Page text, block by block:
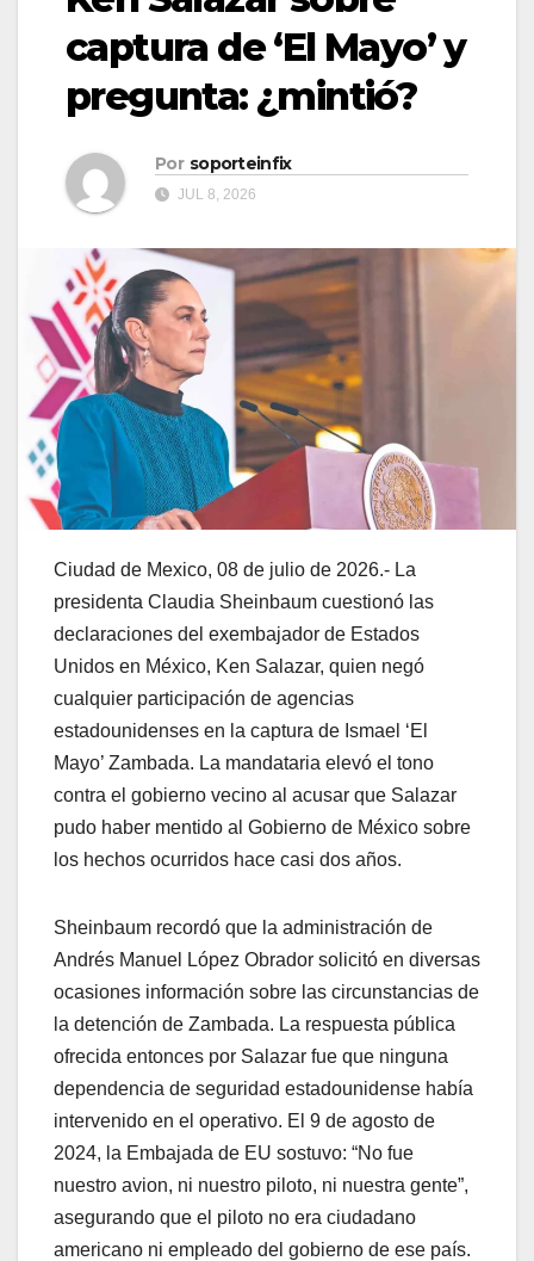
captura de ‘El Mayo’ y
pregunta: ¿mintió?
Por soporteinfix
JUL 8, 2026
Ciudad de Mexico, 08 de julio de 2026.- La
presidenta Claudia Sheinbaum cuestionó las
declaraciones del exembajador de Estados
Unidos en México, Ken Salazar, quien negó
cualquier participación de agencias
estadounidenses en la captura de Ismael ‘El
Mayo’ Zambada. La mandataria elevó el tono
contra el gobierno vecino al acusar que Salazar
pudo haber mentido al Gobierno de México sobre
los hechos ocurridos hace casi dos años.
Sheinbaum recordó que la administración de
Andrés Manuel López Obrador solicitó en diversas
ocasiones información sobre las circunstancias de
la detención de Zambada. La respuesta pública
ofrecida entonces por Salazar fue que ninguna
dependencia de seguridad estadounidense había
intervenido en el operativo. El 9 de agosto de
2024, la Embajada de EU sostuvo: “No fue
nuestro avion, ni nuestro piloto, ni nuestra gente”,
asegurando que el piloto no era ciudadano
americano ni empleado del gobierno de ese país.